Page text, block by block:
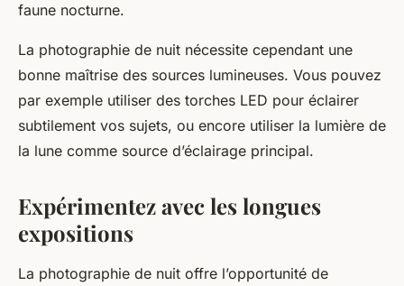
faune nocturne.
La photographie de nuit nécessite cependant une
bonne maîtrise des sources lumineuses. Vous pouvez
par exemple utiliser des torches LED pour éclairer
subtilement vos sujets, ou encore utiliser la lumière de
la lune comme source d’éclairage principal.
Expérimentez avec les longues
expositions
La photographie de nuit offre l’opportunité de